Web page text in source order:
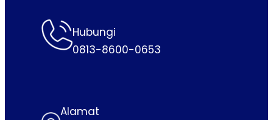
Hubungi
0813-8600-0653
Alamat